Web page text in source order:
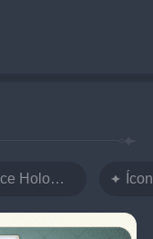
Holográfica